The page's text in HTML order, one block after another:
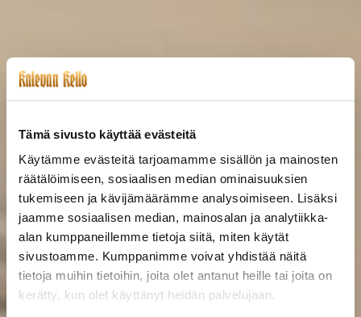
Tämä sivusto käyttää evästeitä
Käytämme evästeitä tarjoamamme sisällön ja mainosten
räätälöimiseen, sosiaalisen median ominaisuuksien
tukemiseen ja kävijämäärämme analysoimiseen. Lisäksi
jaamme sosiaalisen median, mainosalan ja analytiikka-
alan kumppaneillemme tietoja siitä, miten käytät
sivustoamme. Kumppanimme voivat yhdistää näitä
tietoja muihin tietoihin, joita olet antanut heille tai joita on
kerätty, kun olet käyttänyt heidän palvelujaan.